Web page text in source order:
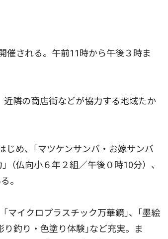
される。午前11時から午後３時ま
隣の商店街などが協力する地域たか
め、｢マツケンサンバ・お嫁サンバ
（仏向小６年２組／午後０時10分）、
。
マイクロプラスチック万華鏡｣、｢墨絵
釣り・色塗り体験｣など充実。ま